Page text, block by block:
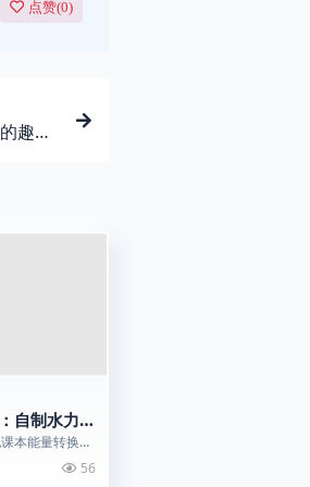
点赞(0)
趣味
自制水力发
趣味科普
本能量转换、
科学实践作
56